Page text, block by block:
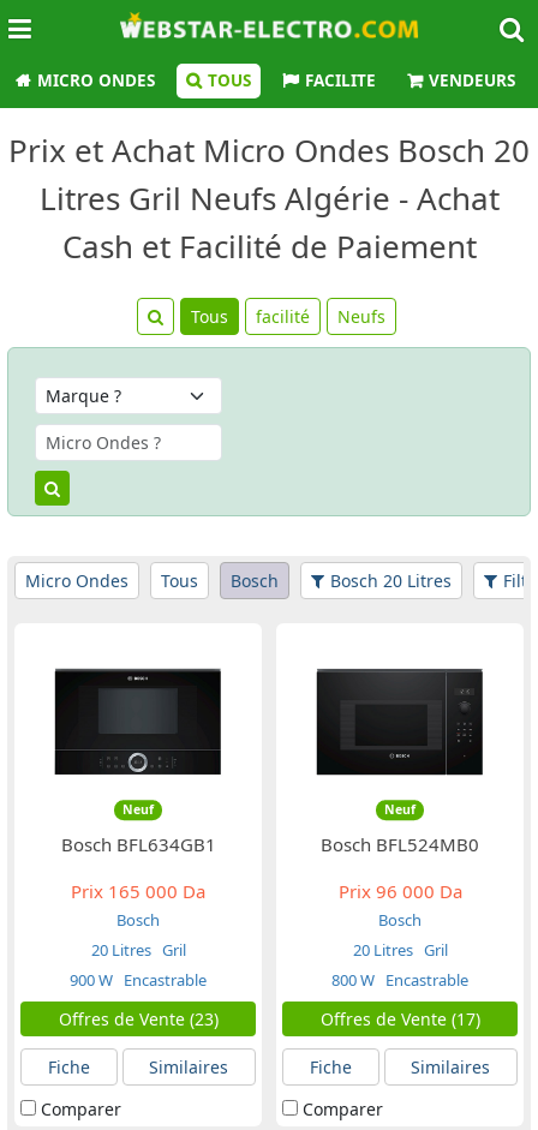
MICRO ONDES TOUS FACILITE VENDEURS
Prix et Achat Micro Ondes Bosch 20
Litres Gril Neufs Algérie - Achat
Cash et Facilité de Paiement
Tous facilité Neufs
Micro Ondes Tous Bosch Bosch 20 Litres
Neuf
Bosch BFL634GB1
Prix 165 000 Da
Bosch
20 Litres Gril
900 W Encastrable
Offres de Vente (23)
Fiche
Similaires
Comparer
Neuf
Bosch BFL524MB0
Prix96 000 Da
Bosch
20 Litres Gril
800 W Encastrable
Offres de Vente (17)
Fiche
Similaires
Comparer